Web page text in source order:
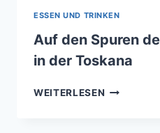
ESSEN UND TRINKEN
Auf den Spuren
in der Toskana
WEITERLESEN AUF